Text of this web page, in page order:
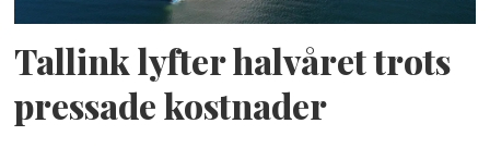
Tallink lyfter halvåret trots
pressade kostnader